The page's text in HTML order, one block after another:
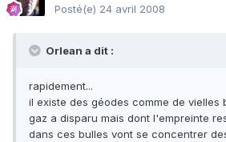
Posté(e) 24 avril 2008
Orlean a dit :
rapidement...
il existe des géodes comme de vielles
gaz a disparu mais dont l'empreinte
dans ces bulles vont se concentrer